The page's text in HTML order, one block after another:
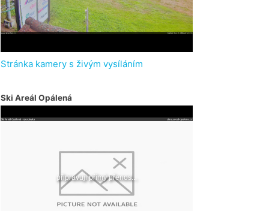
Stránka kamery s živým vysíláním
Ski Areál Opálená